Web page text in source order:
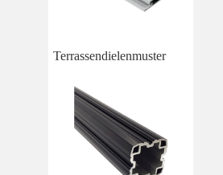
Terrassendielenmuster